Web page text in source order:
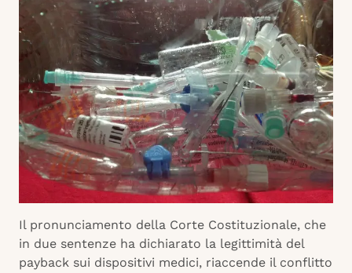
Il pronunciamento della Corte Costituzionale, che
in due sentenze ha dichiarato la legittimità del
payback sui dispositivi medici, riaccende il conflitto